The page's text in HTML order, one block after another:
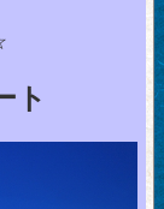
ト